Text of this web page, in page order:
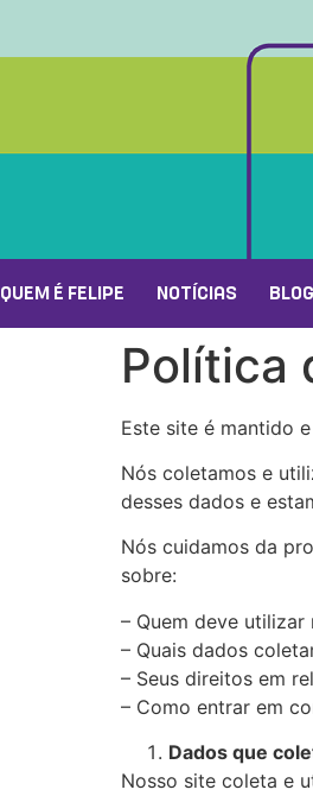
QUEM É FELIPE NOTÍCIAS BLOG
Política
Este site é mantido
Nós coletamos e
desses dados e
Nós cuidamos da
sobre:
– Quem deve utilizar
– Quais dados
– Seus direitos em
– Como entrar em
Dados que
Nosso site coleta e